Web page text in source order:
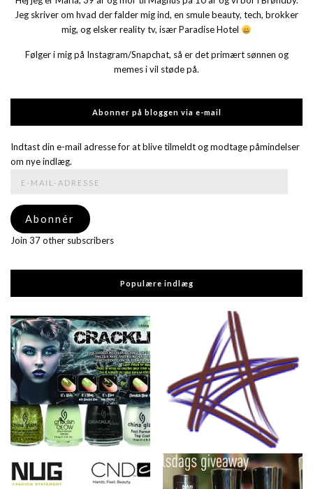
Jeg skriver om hvad der falder mig ind, en smule beauty, tech, brokker
mig, og elsker reality tv, især Paradise Hotel
Følger i mig på Instagram/Snapchat, så er det primært sønnen og
memes i vil støde på.
Abonner på bloggen via e-mail
Indtast din e-mail adresse for at blive tilmeldt og modtage påmindelser
om nye indlæg.
adresse
Abonnér
Join 37 other subscribers
Populære indlæg